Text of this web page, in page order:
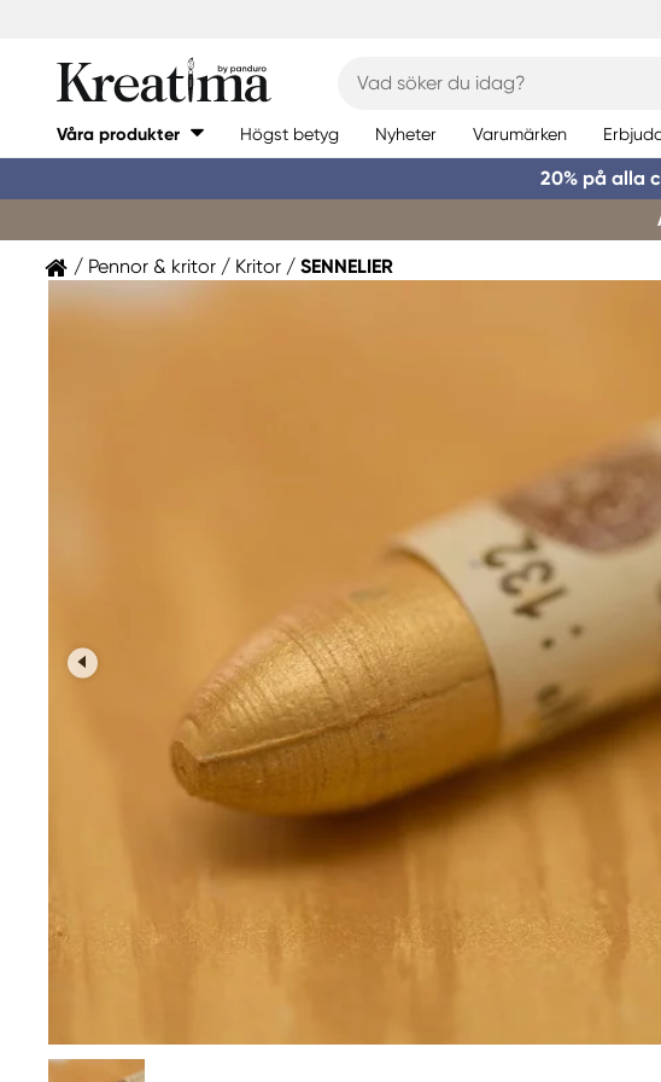
Våra produkter Högst betyg Nyheter Varumärken
20% på alla
Pennor & kritor Kritor SENNELIER